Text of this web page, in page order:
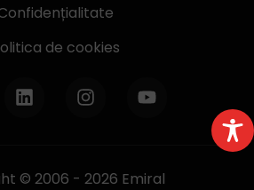
de cookies
© 2006 - 2026 Emiral